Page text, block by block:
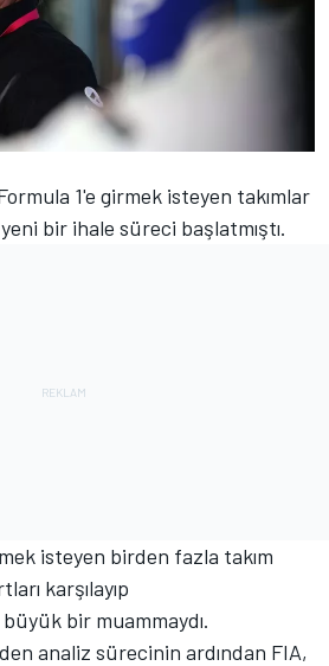
1'e girmek isteyen takımlar
yeni bir ihale süreci başlatmıştı.
isteyen birden fazla takım
karşılayıp
büyük bir muammaydı.
analiz sürecinin ardından FIA,